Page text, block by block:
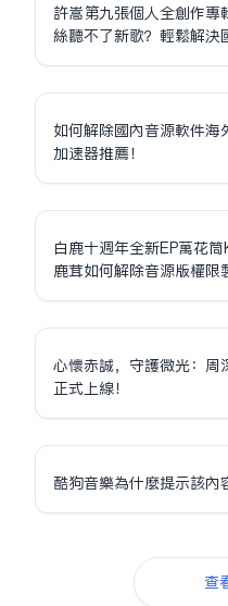
許嵩第九張個人全創作
絲聽不了新歌？輕鬆解決
如何解除國內音源軟件海
加速器推薦！
白鹿十週年全新EP萬花
鹿茸如何解除音源版權限
心懷赤誠，守護微光：周
正式上線！
酷狗音樂為什麼提示該內
查